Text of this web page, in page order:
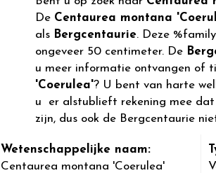
De Centaurea montana
als Bergcentaurie. Deze
ongeveer 50 centimeter. De
u meer informatie ontvangen of
'Coerulea'? U bent van harte
u er alstublieft rekening mee
zijn, dus ook de Bergcentaurie
Wetenschappelijke naam:
Centaurea montana 'Coerulea'